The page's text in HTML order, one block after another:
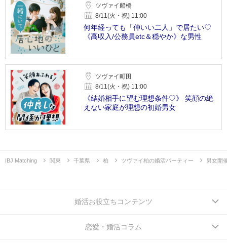
ツヴァイ船橋
8/11(火・祝) 11:00
何年経っても「仲いい二人」で居たい♡
《高収入/公務員etc＆穏やか》な男性
ツヴァイ町田
8/11(火・祝) 11:00
《結婚相手に望む理想条件♡》 笑顔の絶
えない家庭が理想の初婚男女
IBJ Matching 関東 千葉県 柏 ツヴァイ柏の婚活パーティー 男女開
婚活お役立ちコンテンツ
恋愛・婚活コラム